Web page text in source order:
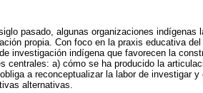
pasado, algunas organizaciones
propia. Con foco en la praxis educativa
investigación indígena que favorecen la
centrales: a) cómo se ha producido la
a reconceptualizar la labor de investigar
alternativas.